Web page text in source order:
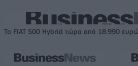
Το FIAT 500 Hybrid τώρα από 18.990 ευρώ